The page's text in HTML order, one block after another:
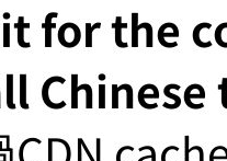
for the